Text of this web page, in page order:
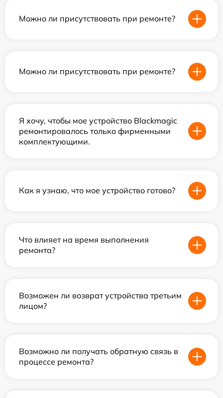
Можно ли присутствовать при ремонте?
Можно ли присутствовать при ремонте?
Я хочу, чтобы мое устройство Blackmagic
ремонтировалось только фирменными
комплектующими.
Как я узнаю, что мое устройство готово?
Что влияет на время выполнения
ремонта?
Возможен ли возврат устройства третьим
лицом?
Возможно ли получать обратную связь в
процессе ремонта?